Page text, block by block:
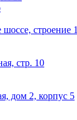
строение
стр. 10
дом 2, корпус 5